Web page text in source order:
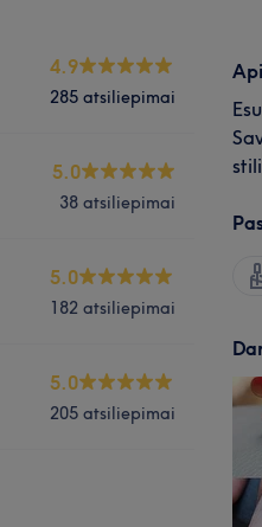
4.9
285 atsiliepimai
5.0
38 atsiliepimai
5.0
182 atsiliepimai
5.0
205 atsiliepimai